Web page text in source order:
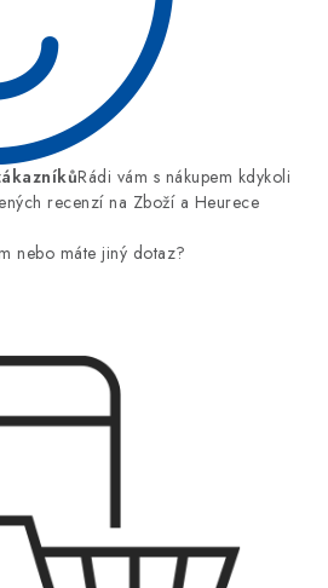
Rádi vám s nákupem kdykoli
recenzí na Zboží a Heurece
nebo máte jiný dotaz?